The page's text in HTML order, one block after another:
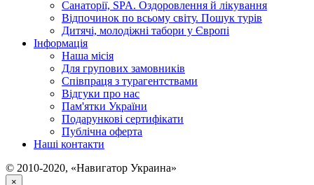
Санаторії, SPA. Оздоровлення й лікування
Відпочинок по всьому світу. Пошук турів
Дитячі, молодіжні табори у Європі
Інформація
Наша місія
Для групових замовників
Співпраця з турагентствами
Відгуки про нас
Пам'ятки України
Подарункові сертифікати
Публічна оферта
Наші контакти
© 2010-2020, «Навигатор Украина»
×